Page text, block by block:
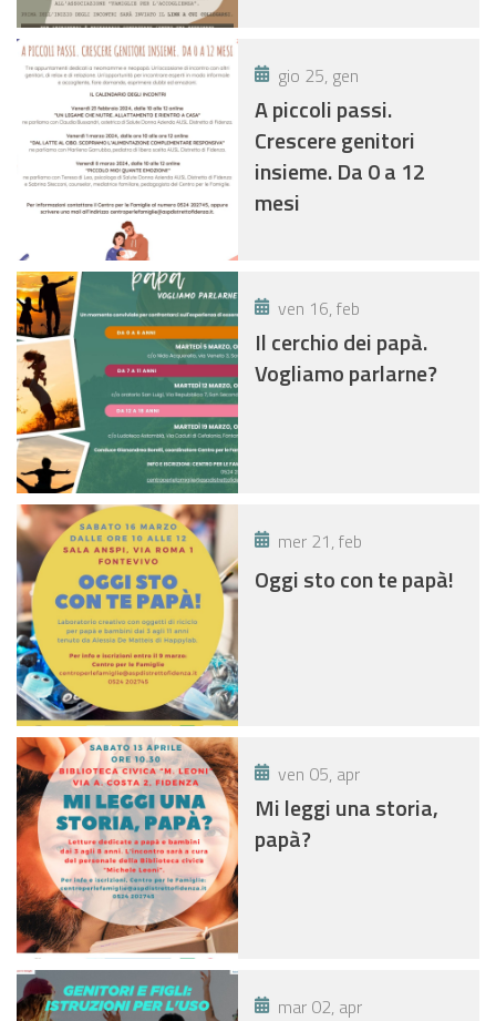
gio 25, gen
A piccoli passi.
Crescere genitori
insieme. Da 0 a 12
mesi
ven 16, feb
Il cerchio dei papà.
Vogliamo parlarne?
mer 21, feb
Oggi sto con te papà!
ven 05, apr
Mi leggi una storia,
papà?
mar 02, apr